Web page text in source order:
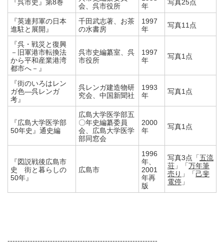
『呉市史』第8巻
会、呉市役所
年
写真25点
『英連邦軍の日本
進駐と展開』
千田武志著、お茶
の水書房
1997
年
写真11点
『呉・戦災と復興
－旧軍港市転換法
から平和産業港湾
都市へ－』
呉市史編纂室、呉
市役所
1997
年
写真1点
『街のいろはレン
ガ色―呉レンガ
考』
呉レンガ建造物研
究会、中国新聞社
1993
年
写真1点
『広島大学医学部
50年史』通史編
広島大学医学部五
〇年史編纂委員
会、広島大学医学
部同窓会
2000
年
写真1点
『図説戦後広島市
史 街と暮らしの
50年』
広島市
1996
年、
2001
年再
版
写真3点「五流
荘 」「万年筆
売り 」「己斐
電停 」
------------------------------------------------------------